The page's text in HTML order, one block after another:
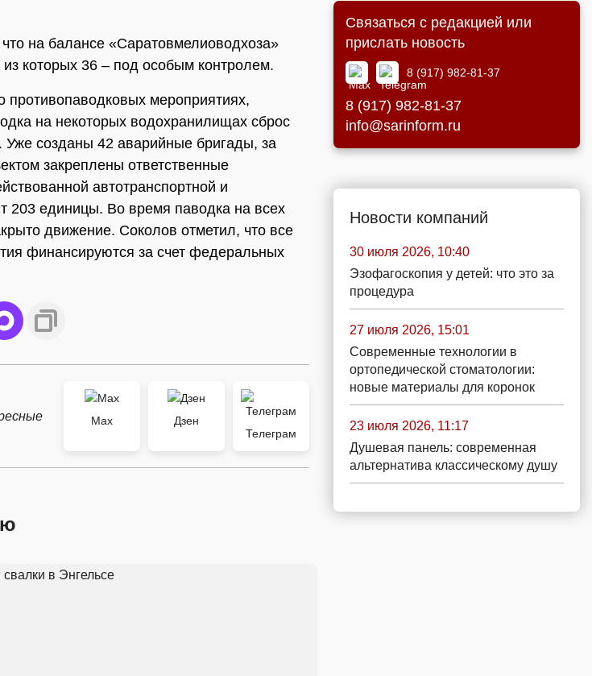
на балансе «Саратовмелиоводхоза»
которых 36 – под особым контролем.
противопаводковых мероприятиях,
на некоторых водохранилищах сброс
Уже созданы 42 аварийные бригады, за
закреплены ответственные
автотранспортной и
203 единицы. Во время паводка на всех
движение. Соколов отметил, что все
финансируются за счет федеральных
Max
Дзен
Телеграм
Связаться с редакцией или
прислать новость
8 (917) 982-81-37
8 (917) 982-81-37
info@sarinform.ru
Новости компаний
30 июля 2026, 10:40
Эзофагоскопия у детей: что это за
процедура
27 июля 2026, 15:01
Современные технологии в
ортопедической стоматологии:
новые материалы для коронок
23 июля 2026, 11:17
Душевая панель: современная
альтернатива классическому душу